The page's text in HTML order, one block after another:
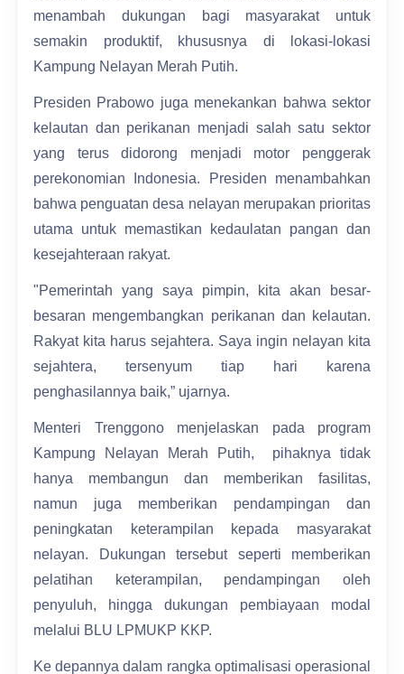
menambah dukungan bagi masyarakat untuk
semakin produktif, khususnya di lokasi-lokasi
Kampung Nelayan Merah Putih.
Presiden Prabowo juga menekankan bahwa sektor
kelautan dan perikanan menjadi salah satu sektor
yang terus didorong menjadi motor penggerak
perekonomian Indonesia. Presiden menambahkan
bahwa penguatan desa nelayan merupakan prioritas
utama untuk memastikan kedaulatan pangan dan
kesejahteraan rakyat.
"Pemerintah yang saya pimpin, kita akan besar-
besaran mengembangkan perikanan dan kelautan.
Rakyat kita harus sejahtera. Saya ingin nelayan kita
sejahtera, tersenyum tiap hari karena
penghasilannya baik,” ujarnya.
Menteri Trenggono menjelaskan pada program
Kampung Nelayan Merah Putih, pihaknya tidak
hanya membangun dan memberikan fasilitas,
namun juga memberikan pendampingan dan
peningkatan keterampilan kepada masyarakat
nelayan. Dukungan tersebut seperti memberikan
pelatihan keterampilan, pendampingan oleh
penyuluh, hingga dukungan pembiayaan modal
melalui BLU LPMUKP KKP.
Ke depannya dalam rangka optimalisasi operasional